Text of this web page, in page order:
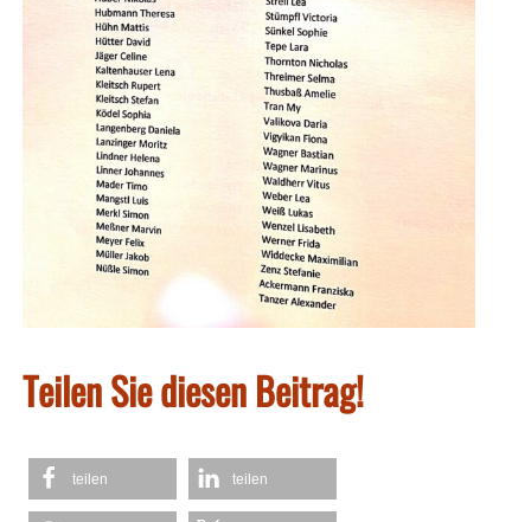
Teilen Sie diesen Beitrag!
teilen teilen